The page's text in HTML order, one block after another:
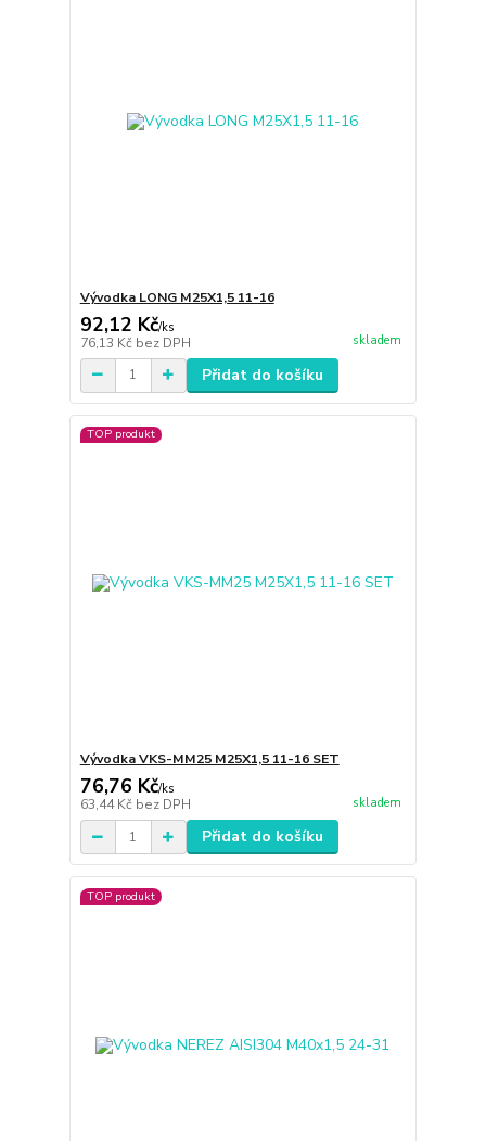
Vývodka LONG M25X1,5 11-16
92,12 Kč/ks
76,13 Kč bez DPH skladem
Přidat do košíku
TOP produkt
Vývodka VKS-MM25 M25X1,5 11-16 SET
76,76 Kč/ks
63,44 Kč bez DPH skladem
Přidat do košíku
TOP produkt